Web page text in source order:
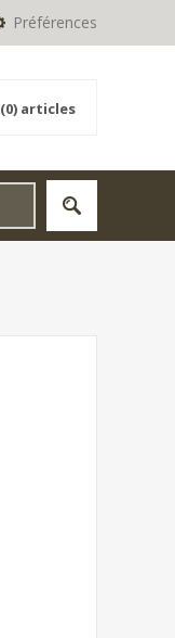
Préférences
(0) articles